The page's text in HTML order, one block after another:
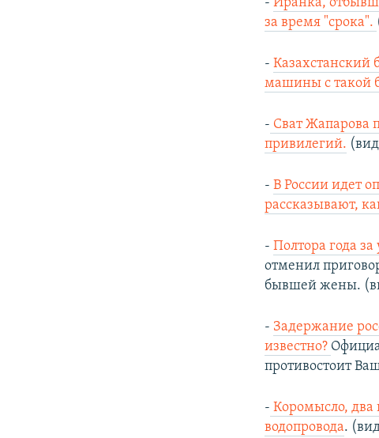
за время "срока".
-Казахстанский
машины с такой
- Сват Жапарова
привилегий.
-В России идет
рассказывают,
-Полтора года
отменил
бывшей жены.
- Задержание
известно?
противостоит
- Коромысло, два
водопровода.